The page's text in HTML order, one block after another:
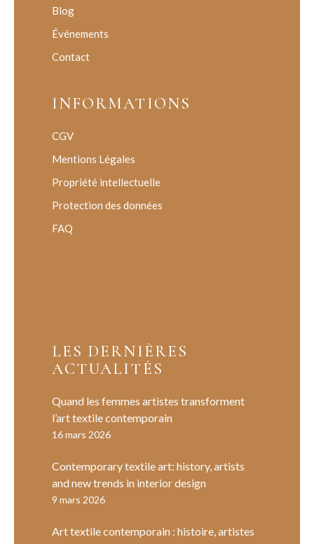
Blog
Événements
Contact
INFORMATIONS
CGV
Mentions Légales
Propriété intellectuelle
Protection des données
FAQ
LES DERNIÈRES
ACTUALITÉS
Quand les femmes artistes transforment
l’art textile contemporain
16 mars 2026
Contemporary textile art: history, artists
and new trends in interior design
9 mars 2026
Art textile contemporain : histoire, artistes